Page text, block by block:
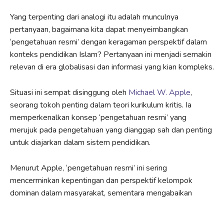
Yang terpenting dari analogi itu adalah munculnya
pertanyaan, bagaimana kita dapat menyeimbangkan
‘pengetahuan resmi’ dengan keragaman perspektif dalam
konteks pendidikan Islam? Pertanyaan ini menjadi semakin
relevan di era globalisasi dan informasi yang kian kompleks.
Situasi ini sempat disinggung oleh Michael W. Apple,
seorang tokoh penting dalam teori kurikulum kritis. Ia
memperkenalkan konsep ‘pengetahuan resmi’ yang
merujuk pada pengetahuan yang dianggap sah dan penting
untuk diajarkan dalam sistem pendidikan.
Menurut Apple, ‘pengetahuan resmi’ ini sering
mencerminkan kepentingan dan perspektif kelompok
dominan dalam masyarakat, sementara mengabaikan